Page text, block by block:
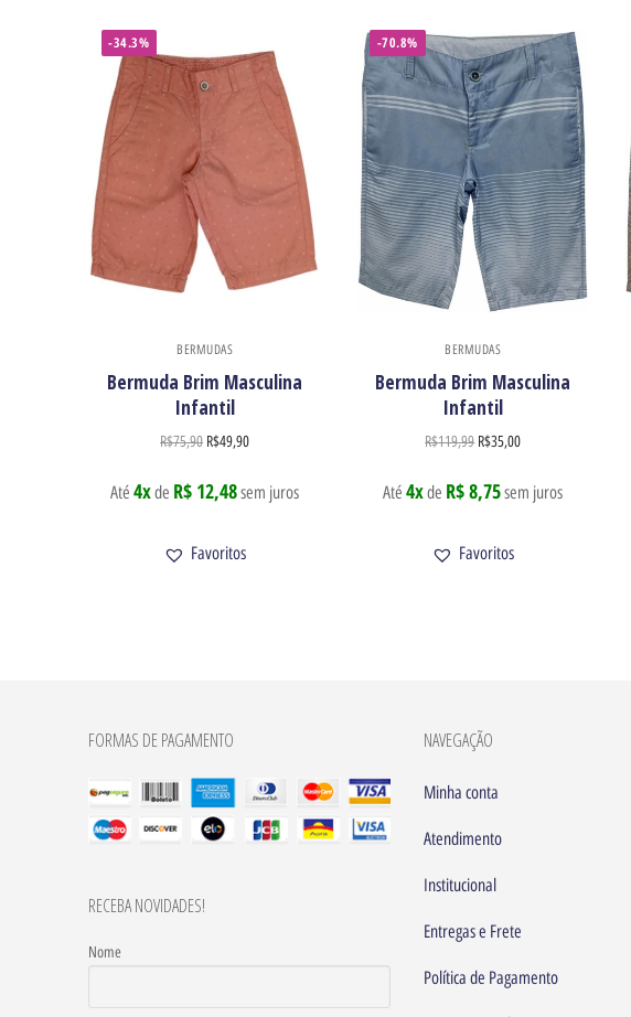
-34.3%
BERMUDAS
Bermuda Brim Masculina
Infantil
R$75,90 R$49,90
Até4xde R$ 12,48sem juros
Favoritos
-70.8%
BERMUDAS
Bermuda Brim Masculina
Infantil
R$119,99 R$35,00
Até4xde R$ 8,75sem juros
Favoritos
FORMAS DE PAGAMENTO
RECEBA NOVIDADES!
Nome
NAVEGAÇÃO
Minha conta
Atendimento
Institucional
Entregas e Frete
Política de Pagamento